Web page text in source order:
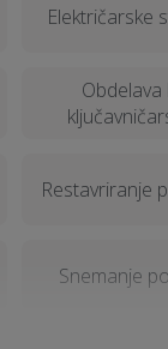
Električarske
Obdelava
Restavriranje
Snemanje